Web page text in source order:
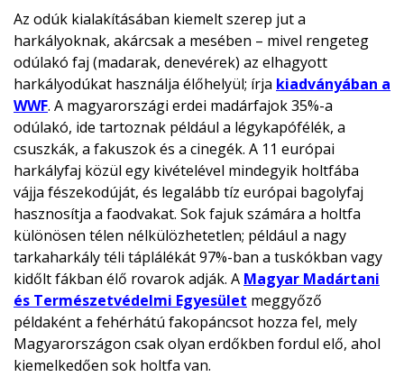
Az odúk kialakításában kiemelt szerep jut a
harkályoknak, akárcsak a mesében – mivel rengeteg
odúlakó faj (madarak, denevérek) az elhagyott
harkályodúkat használja élőhelyül; írja kiadványában a
WWF. A magyarországi erdei madárfajok 35%-a
odúlakó, ide tartoznak például a légykapófélék, a
csuszkák, a fakuszok és a cinegék. A 11 európai
harkályfaj közül egy kivételével mindegyik holtfába
vájja fészekodúját, és legalább tíz európai bagolyfaj
hasznosítja a faodvakat. Sok fajuk számára a holtfa
különösen télen nélkülözhetetlen; például a nagy
tarkaharkály téli táplálékát 97%-ban a tuskókban vagy
kidőlt fákban élő rovarok adják. A Magyar Madártani
és Természetvédelmi Egyesület meggyőző
példaként a fehérhátú fakopáncsot hozza fel, mely
Magyarországon csak olyan erdőkben fordul elő, ahol
kiemelkedően sok holtfa van.